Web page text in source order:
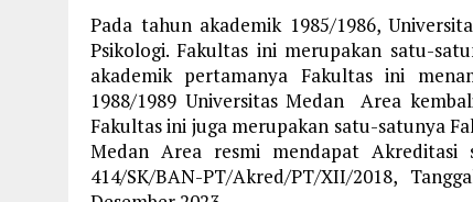
Pada tahun akademik 1985/1986,
Psikologi. Fakultas ini merupakan satu-
akademik pertamanya Fakultas ini
1988/1989 Universitas Medan Area
Fakultas ini juga merupakan satu-satunya
Medan Area resmi mendapat
414/SK/BAN-PT/Akred/PT/XII/2018,